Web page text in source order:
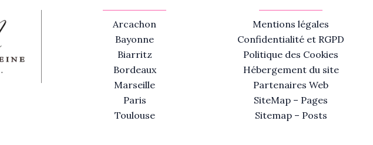
Arcachon
Bayonne
Biarritz
Bordeaux
Marseille
Paris
Toulouse
Mentions légales
Confidentialité et RGPD
Politique des Cookies
Hébergement du site
Partenaires Web
SiteMap – Pages
Sitemap – Posts